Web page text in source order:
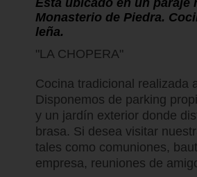
Está ubicado en un paraje
Monasterio de Piedra.
leña.
"LA CHOPERA"
Cocina tradicional realizada
Disponemos de parking
y un jardín exterior donde
brasa. Si desea visitar
tales como comuniones,
empresa, reuniones de